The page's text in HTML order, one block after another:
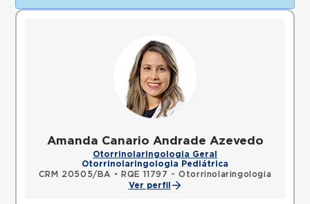
Amanda Canario Andrade Azevedo
Otorrinolaringologia Geral
Otorrinolaringologia Pediátrica
CRM 20505/BA •
RQE 11797 - Otorrinolaringologia
Ver perfil